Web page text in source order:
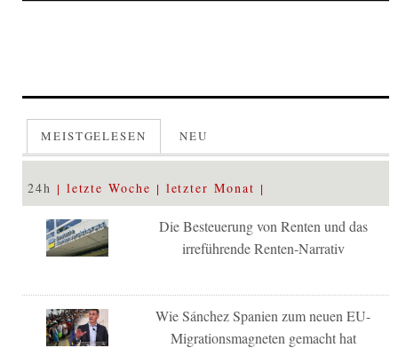
MEISTGELESEN NEU
24h letzte Woche letzter Monat
Die Besteuerung von Renten und das
irreführende Renten-Narrativ
Wie Sánchez Spanien zum neuen EU-
Migrationsmagneten gemacht hat